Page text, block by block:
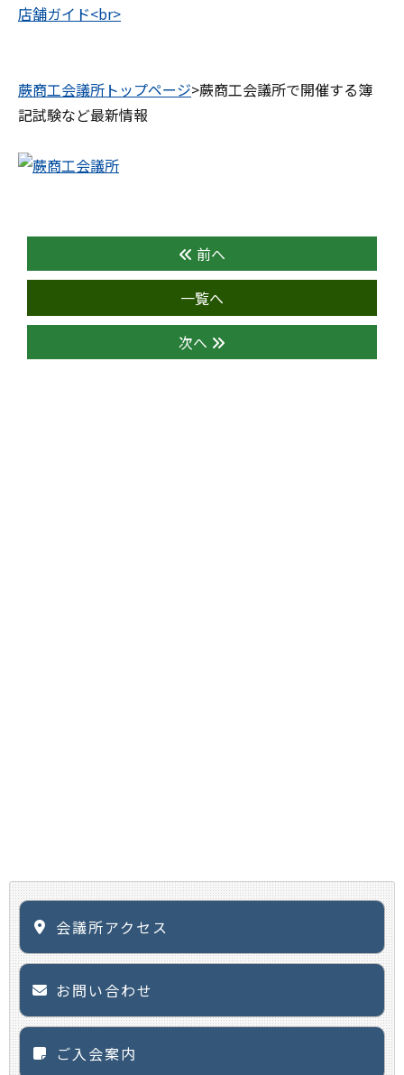
会議所アクセス
お問い合わせ
ご入会案内
蕨商工会議所トップページ>蕨商工会議所で開催する簿
記試験など最新情報
前へ
一覧へ
次へ